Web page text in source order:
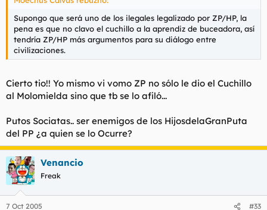
Supongo que será uno de los ilegales legalizado por ZP/HP, la
pena es que no clavo el cuchillo a la aprendiz de buceadora, así
tendría ZP/HP más argumentos para su diálogo entre
civilizaciones.
Cierto tio!! Yo mismo vi vomo ZP no sólo le dio el Cuchillo
al Molomielda sino que tb se lo afiló...
Putos Sociatas.. ser enemigos de los HijosdelaGranPuta
del PP ¿a quien se lo Ocurre?
Venancio
Freak
7 Oct 2005 #33